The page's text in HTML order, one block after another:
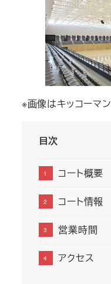
※画像はキッコーマ
目次
コート概要
コート情報
営業時間
アクセス